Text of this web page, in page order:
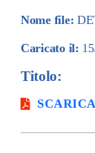
Nome file:
Caricato il:
Titolo: